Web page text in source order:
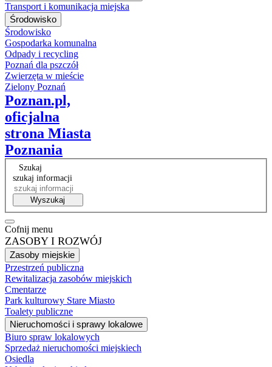
Transport i komunikacja miejska
Środowisko
Środowisko
Gospodarka komunalna
Odpady i recycling
Poznań dla pszczół
Zwierzęta w mieście
Zielony Poznań
Poznan.pl,
oficjalna
strona Miasta
Poznania
Szukaj
szukaj informacji
Wyszukaj
Cofnij menu
ZASOBY I ROZWÓJ
Zasoby miejskie
Przestrzeń publiczna
Rewitalizacja zasobów miejskich
Cmentarze
Park kulturowy Stare Miasto
Toalety publiczne
Nieruchomości i sprawy lokalowe
Biuro spraw lokalowych
Sprzedaż nieruchomości miejskiech
Osiedla